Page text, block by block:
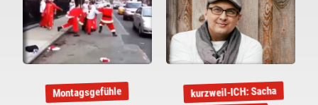
Montagsgefühle kurzweil-ICH: Sacha